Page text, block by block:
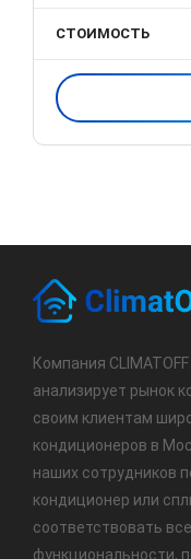
СТОИМОСТЬ
Компания
анализирует рынок
своим клиентам
кондиционеров в
наших сотрудников
кондиционер или
соответствовать
функциональности,